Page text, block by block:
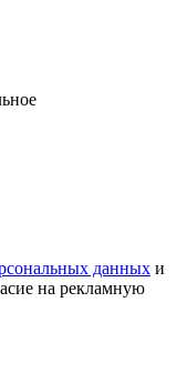
данных и
на рекламную